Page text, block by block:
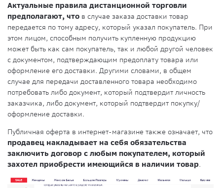
Актуальные правила дистанционной торговли
предполагают, что в случае заказа доставки товар
передается по тому адресу, который указал покупатель. При
этом лицом, способным получить купленную продукцию
может быть как сам покупатель, так и любой другой человек
с документом, подтверждающим предоплату товара или
оформление его доставки. Другими словами, в общем
случае для передачи доставленного товара необходимо
потребовать либо документ, который подтвердит личность
заказчика, либо документ, который подтвердит покупку/
оформление доставки.
Публичная оферта в интернет-магазине также означает, что
продавец накладывает на себя обязательства
заключить договор с любым покупателем, который
захотел приобрести имеющийся в наличии товар.